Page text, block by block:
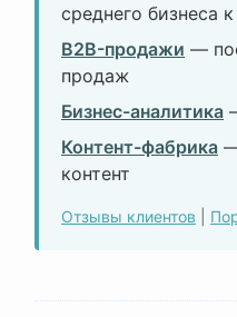
среднего бизнеса
B2B-продажи —
продаж
Бизнес-аналитика
Контент-фабрика
контент
Отзывы клиентов